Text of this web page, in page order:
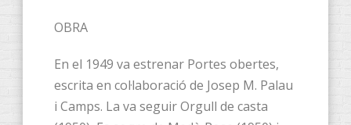
OBRA
En el 1949 va estrenar Portes obertes,
escrita en col·laboració de Josep M. Palau
i Camps. La va seguir Orgull de casta